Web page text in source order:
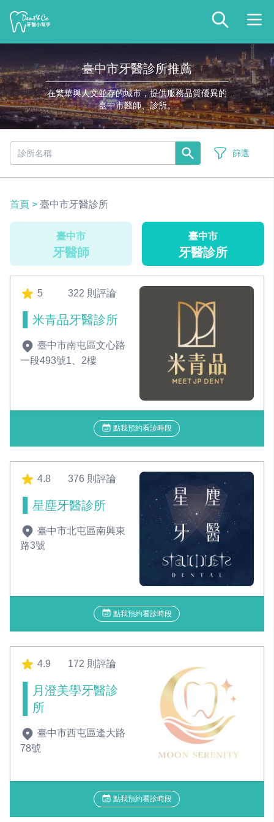
臺中市牙醫診所推薦
在繁華與人文並存的城市，提供服務品質優異的
臺中市醫師、診所。
篩選
首頁 > 臺中市牙醫診所
臺中市
牙醫師
臺中市
牙醫診所
5 322 則評論
米青品牙醫診所
臺中市南屯區文心路
一段493號1、2樓
點我預約看診時段
4.8 376 則評論
星塵牙醫診所
臺中市北屯區南興東
路3號
點我預約看診時段
4.9 172 則評論
月澄美學牙醫診
所
臺中市西屯區逢大路
78號
點我預約看診時段